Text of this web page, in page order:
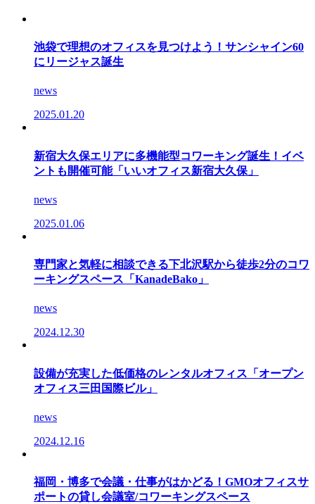
池袋で理想のオフィスを見つけよう！サンシャイン60
にリージャス誕生
news
2025.01.20
新宿大久保エリアに多機能型コワーキング誕生！イベ
ントも開催可能「いいオフィス新宿大久保」
news
2025.01.06
専門家と気軽に相談できる下北沢駅から徒歩2分のコワ
ーキングスペース「KanadeBako」
news
2024.12.30
設備が充実した低価格のレンタルオフィス「オープン
オフィス三田国際ビル」
news
2024.12.16
福岡・博多で会議・仕事がはかどる！GMOオフィスサ
ポートの貸し会議室/コワーキングスペース